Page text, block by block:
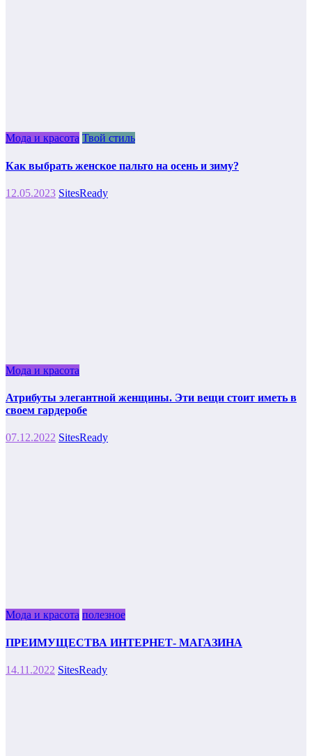
Мода и красота Твой стиль
Как выбрать женское пальто на осень и зиму?
12.05.2023 SitesReady
Мода и красота
Атрибуты элегантной женщины. Эти вещи стоит иметь в
своем гардеробе
07.12.2022 SitesReady
Мода и красота полезное
ПРЕИМУЩЕСТВА ИНТЕРНЕТ- МАГАЗИНА
14.11.2022 SitesReady